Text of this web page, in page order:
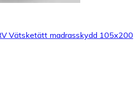
Vätsketätt madrasskydd 105x200